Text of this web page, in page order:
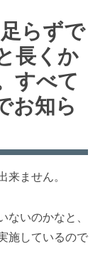
らずで
長くか
すべて
お知ら
ません。
いのかなと、
施しているので